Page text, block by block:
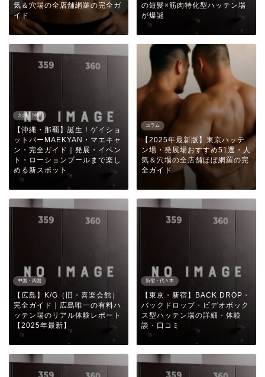
気＆穴場の全店舗網羅の完全ガ
イド
の短髪×筋肉特化型ハッテン場
が爆誕
九州・沖縄
【沖縄・那覇】誕生！ゲイショ
ットバーMAEKYAN・マエキャ
ン・完全ガイド｜発展・イベン
ト・ローションプールまで楽し
める新スポット
コラム
【2025年最新版】東京ハッテ
ン場・発展場おすすめ51選・人
気＆穴場の全店舗ほぼ網羅の完
全ガイド
中国・四国
【広島】K/G（旧・喜楽会館）
完全ガイド｜広島唯一の有料ハ
ッテン場のリアル体験レポート
【2025年最新】
新宿・代々木
【東京・新宿】BACK DROP・
バックドロップ・ビデオボック
ス型ハッテン場の詳細・体験
談・口コミ